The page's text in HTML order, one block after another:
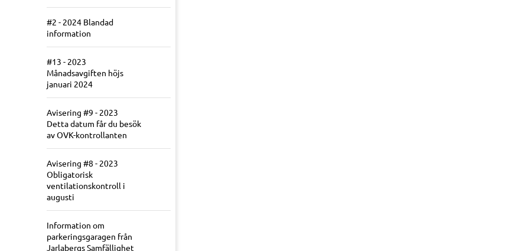
#2 - 2024 Blandad
information
#13 - 2023
Månadsavgiften höjs
januari 2024
Avisering #9 - 2023
Detta datum får du besök
av OVK-kontrollanten
Avisering #8 - 2023
Obligatorisk
ventilationskontroll i
augusti
Information om
parkeringsgaragen från
Jarlabergs Samfällighet